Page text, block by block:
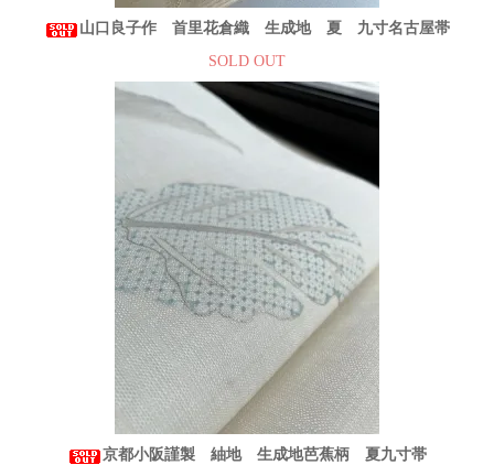
山口良子作 首里花倉織 生成地 夏 九寸名古屋帯
SOLD OUT
京都小阪謹製 紬地 生成地芭蕉柄 夏九寸帯